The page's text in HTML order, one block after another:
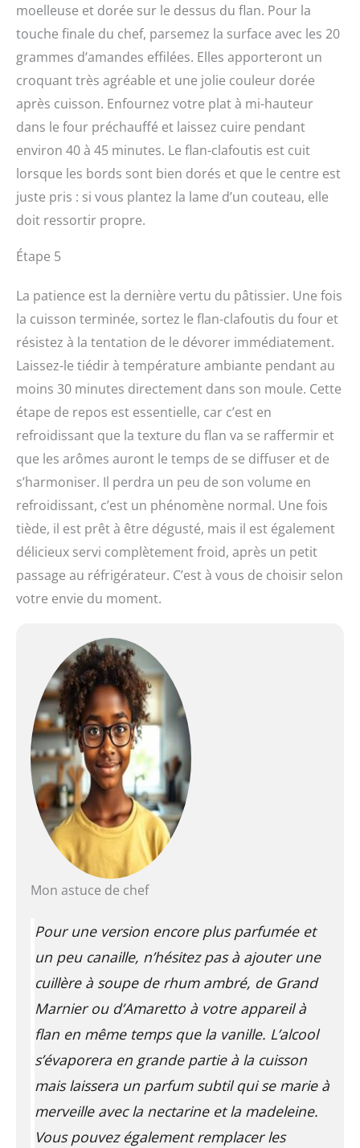
moelleuse et dorée sur le dessus du flan. Pour la
touche finale du chef, parsemez la surface avec les 20
grammes d’amandes effilées. Elles apporteront un
croquant très agréable et une jolie couleur dorée
après cuisson. Enfournez votre plat à mi-hauteur
dans le four préchauffé et laissez cuire pendant
environ 40 à 45 minutes. Le flan-clafoutis est cuit
lorsque les bords sont bien dorés et que le centre est
juste pris : si vous plantez la lame d’un couteau, elle
doit ressortir propre.
Étape 5
La patience est la dernière vertu du pâtissier. Une fois
la cuisson terminée, sortez le flan-clafoutis du four et
résistez à la tentation de le dévorer immédiatement.
Laissez-le tiédir à température ambiante pendant au
moins 30 minutes directement dans son moule. Cette
étape de repos est essentielle, car c’est en
refroidissant que la texture du flan va se raffermir et
que les arômes auront le temps de se diffuser et de
s’harmoniser. Il perdra un peu de son volume en
refroidissant, c’est un phénomène normal. Une fois
tiède, il est prêt à être dégusté, mais il est également
délicieux servi complètement froid, après un petit
passage au réfrigérateur. C’est à vous de choisir selon
votre envie du moment.
Mon astuce de chef
Pour une version encore plus parfumée et
un peu canaille, n’hésitez pas à ajouter une
cuillère à soupe de rhum ambré, de Grand
Marnier ou d’Amaretto à votre appareil à
flan en même temps que la vanille. L’alcool
s’évaporera en grande partie à la cuisson
mais laissera un parfum subtil qui se marie à
merveille avec la nectarine et la madeleine.
Vous pouvez également remplacer les